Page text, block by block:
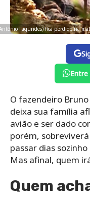
Fagundes) fica perdido na
Entre
O fazendeiro
deixa sua família
avião e ser dado
porém,
passar dias
Mas afinal, quem
Quem